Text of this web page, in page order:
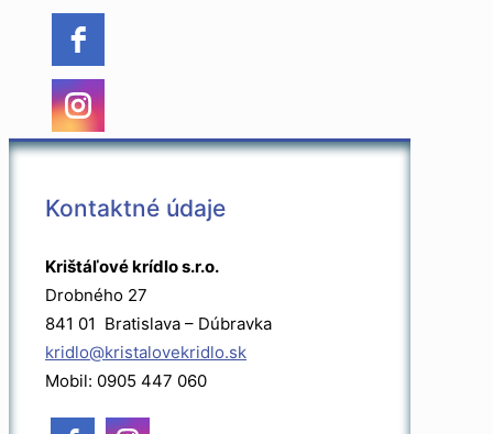
Kontaktné údaje
Krištáľové krídlo s.r.o.
Drobného 27
841 01 Bratislava – Dúbravka
kridlo@kristalovekridlo.sk
Mobil: 0905 447 060